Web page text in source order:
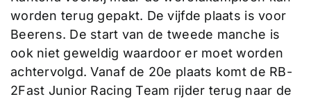
worden terug gepakt. De vijfde plaats is voor
Beerens. De start van de tweede manche is
ook niet geweldig waardoor er moet worden
achtervolgd. Vanaf de 20e plaats komt de RB-
2Fast Junior Racing Team rijder terug naar de